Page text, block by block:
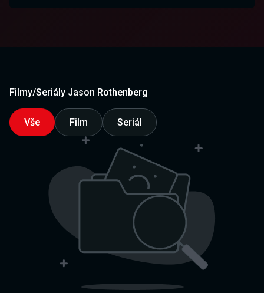
Filmy/Seriály Jason Rothenberg
Vše Film Seriál